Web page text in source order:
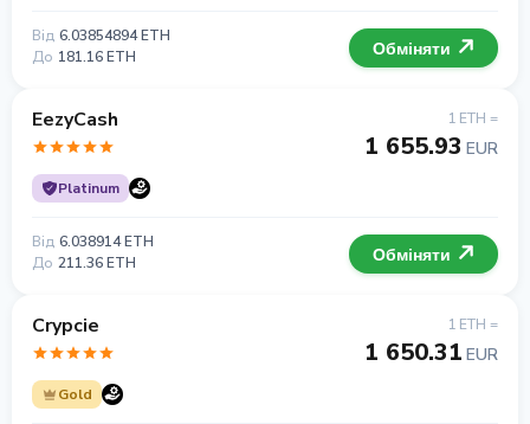
Від 6.03854894 ETH
До 181.16 ETH Обміняти
EezyCash
Platinum
1 ETH =
1 655.93 EUR
Від 6.038914 ETH
До 211.36 ETH Обміняти
Crypcie
Gold
1 ETH =
1 650.31 EUR